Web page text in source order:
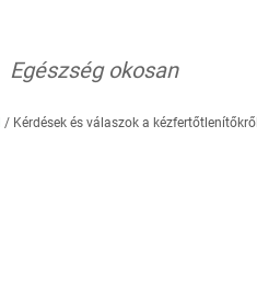
Egészség okosan
/ Kérdések és válaszok a kézfertőtlenítőkről